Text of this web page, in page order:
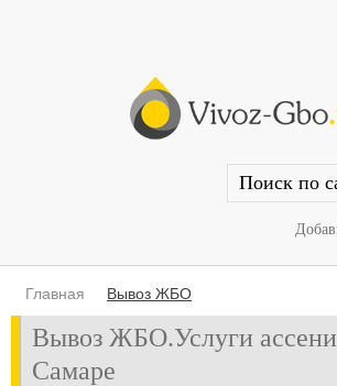
Главная Вывоз ЖБО
Вывоз ЖБО.Услуги
Самаре